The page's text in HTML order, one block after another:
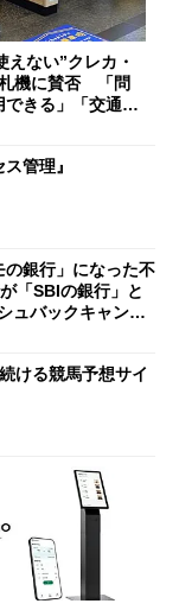
えない”クレカ・
機に賛否 「問
きる」「交通系I
管理』
の銀行」になった不
「SBIの銀行」と
ュバックキャンペ
ける競馬予想サイ